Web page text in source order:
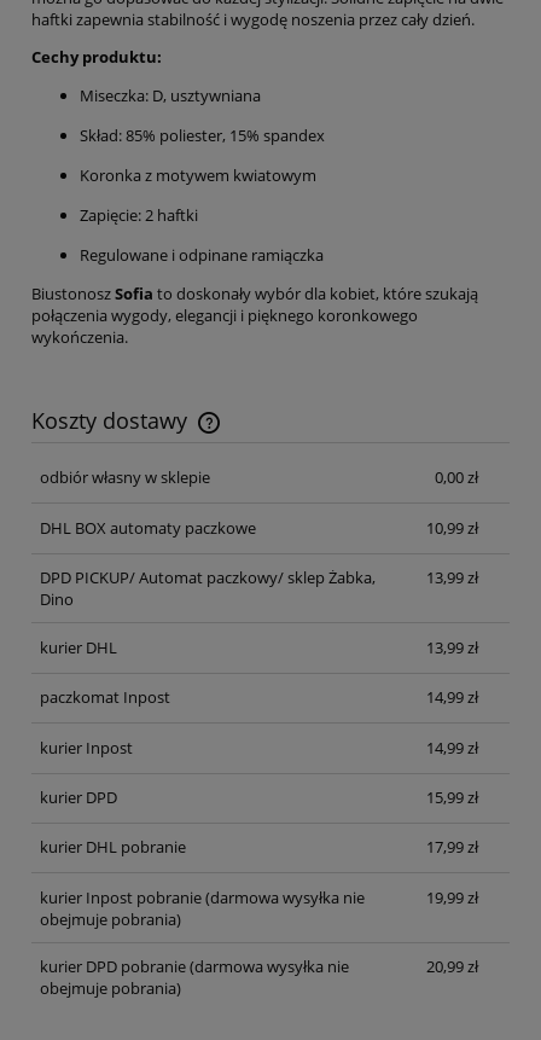
haftki zapewnia stabilność i wygodę noszenia przez cały dzień.
Cechy produktu:
Miseczka: D, usztywniana
Skład: 85% poliester, 15% spandex
Koronka z motywem kwiatowym
Zapięcie: 2 haftki
Regulowane i odpinane ramiączka
BiustonoszSofia to doskonały wybór dla kobiet, które szukają
połączenia wygody, elegancji i pięknego koronkowego
wykończenia.
Koszty dostawy
Cena nie zawiera ewentualnych kosztów płatności
odbiór własny w sklepie
0,00 zł
DHL BOX automaty paczkowe 10,99 zł
DPD PICKUP/ Automat paczkowy/ sklep Żabka,
Dino
13,99 zł
kurier DHL 13,99 zł
paczkomat Inpost 14,99 zł
kurier Inpost 14,99 zł
kurier DPD 15,99 zł
kurier DHL pobranie 17,99 zł
kurier Inpost pobranie(darmowa wysyłka nie
obejmuje pobrania)
19,99 zł
kurier DPD pobranie(darmowa wysyłka nie
obejmuje pobrania)
20,99 zł